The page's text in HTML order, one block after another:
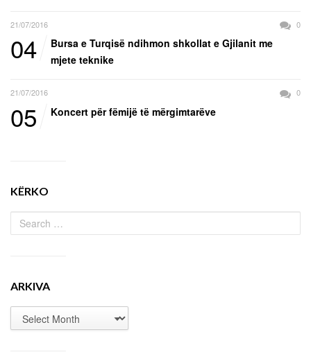
21/07/2016 0
04
Bursa e Turqisë ndihmon shkollat e Gjilanit me
mjete teknike
21/07/2016 0
05 Koncert për fëmijë të mërgimtarëve
KËRKO
ARKIVA